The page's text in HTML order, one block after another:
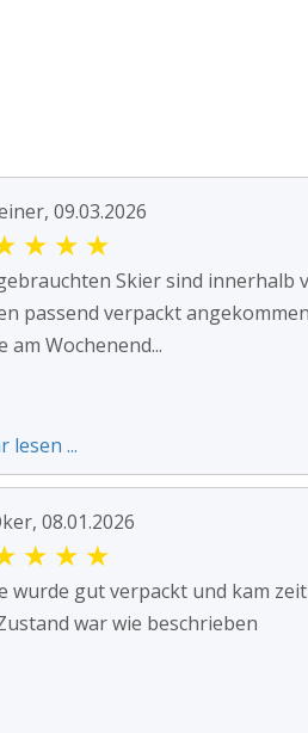
09.03.2026
★ ★ ★
Skier sind innerhalb
passend verpackt
am Wochenend...
lesen ...
08.01.2026
★ ★ ★
wurde gut verpackt und kam
war wie beschrieben